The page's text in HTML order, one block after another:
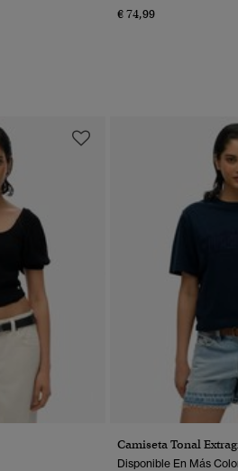
€ 74,99
Camiseta Tonal
Disponible En Más